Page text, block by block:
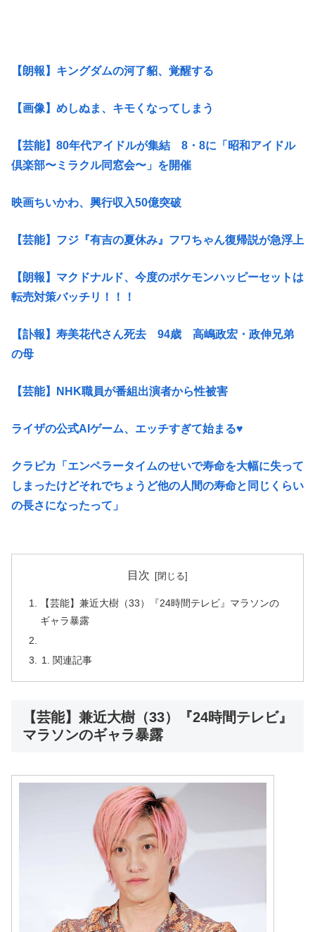
【朗報】キングダムの河了貂、覚醒する
【画像】めしぬま、キモくなってしまう
【芸能】80年代アイドルが集結 8・8に「昭和アイドル
倶楽部〜ミラクル同窓会〜」を開催
映画ちいかわ、興行収入50億突破
【芸能】フジ『有吉の夏休み』フワちゃん復帰説が急浮上
【朗報】マクドナルド、今度のポケモンハッピーセットは
転売対策バッチリ！！！
【訃報】寿美花代さん死去 94歳 高嶋政宏・政伸兄弟
の母
【芸能】NHK職員が番組出演者から性被害
ライザの公式AIゲーム、エッチすぎて始まる♥
クラピカ「エンペラータイムのせいで寿命を大幅に失って
しまったけどそれでちょうど他の人間の寿命と同じくらい
の長さになったって」
目次
【芸能】兼近大樹（33）『24時間テレビ』マラソンの
ギャラ暴露
関連記事
【芸能】兼近大樹（33）『24時間テレビ』
マラソンのギャラ暴露